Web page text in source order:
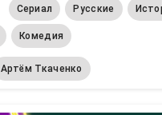
Сериал Русские
Комедия
Артём Ткаченко